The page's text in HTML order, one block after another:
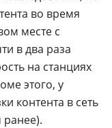
во время
месте с
в два раза
на станциях
этого, у
контента в сеть